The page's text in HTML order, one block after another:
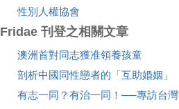
性別人權協會
Fridae 刊登之相關文章
澳洲首對同志獲准領養孩童
剖析中國同性戀者的「互助婚姻」
有志一同？有治一同！──專訪台